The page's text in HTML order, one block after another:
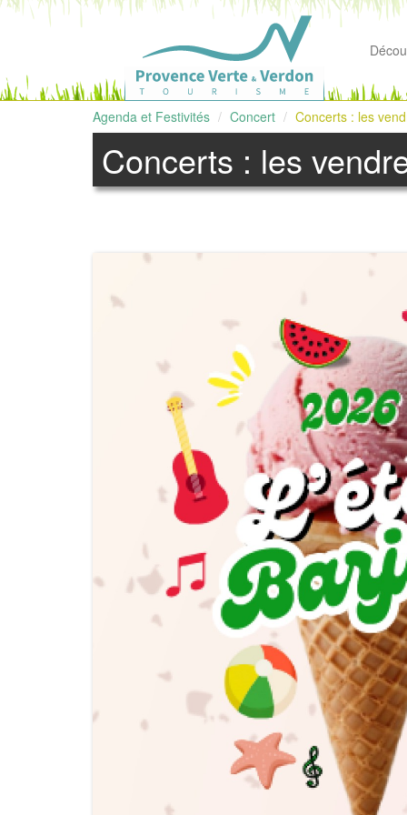
Agenda et Festivités Concert Concerts : les
Concerts : les